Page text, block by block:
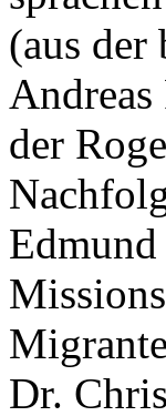
(aus der
der
Dr.